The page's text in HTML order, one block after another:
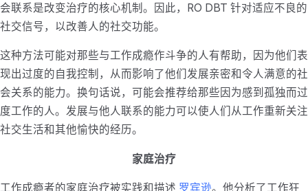
会联系是改变治疗的核心机制。因此，RO DBT 针对适应不良的
社交信号，以改善人的社交功能。
这种方法可能对那些与工作成瘾作斗争的人有帮助，因为他们表
现出过度的自我控制，从而影响了他们发展亲密和令人满意的社
会关系的能力。换句话说，可能会推荐给那些因为感到孤独而过
度工作的人。发展与他人联系的能力可以使人们从工作重新关注
社交生活和其他愉快的经历。
家庭治疗
工作成瘾者的家庭治疗被实践和描述 罗宾逊。他分析了工作狂